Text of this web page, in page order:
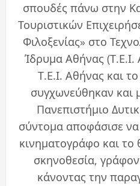
σπουδές πάνω στην
Τουριστικών
Φιλοξενίας» στο
Ίδρυμα Αθήνας (Τ.Ε.Ι.
Τ.Ε.Ι. Αθήνας και
συγχωνεύθηκαν και
Πανεπιστήμιο
σύντομα αποφάσισε να
κινηματογράφο και το
σκηνοθεσία,
κάνοντας την